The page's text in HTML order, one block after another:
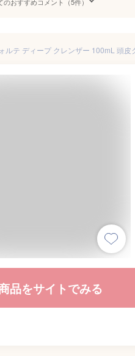
品をサイトでみる